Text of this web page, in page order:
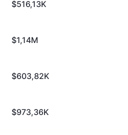
$516,13K
$1,14M
$603,82K
$973,36K